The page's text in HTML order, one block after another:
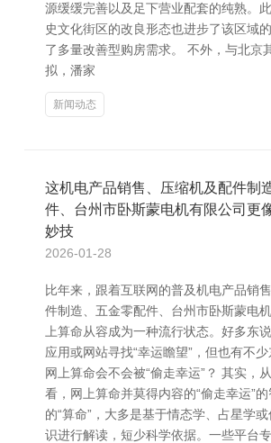
源缓缓完善以及足下营业配套的纯熟。
史文化街区的改良形态也进步了该区域
了多量改善型购房需求。 不外，与北京
拟，潘家
新闻动态
这机电产品销售、压缩机及配件制
件、台州市卧斯蒙电机有限公司更
妙技
2026-01-28
比年来，跟着互联网的普及机电产品销
件制造、五金零配件、台州市卧斯蒙电
上算命从容成为一种流行状态。好多东
应用或网站寻找“幸运瞻望”，但也有不少
网上算命会不会被“偷走幸运”？ 其实，
看，网上算命并莫得内容的“偷走幸运”
的“算命”，大多是基于情态学、占星学
识进行解读，短少科学依据。一些平台